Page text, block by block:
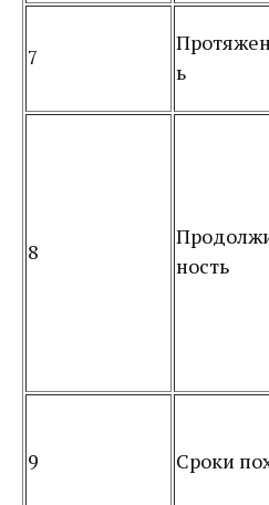
7
ь
8
ность
9 Сроки